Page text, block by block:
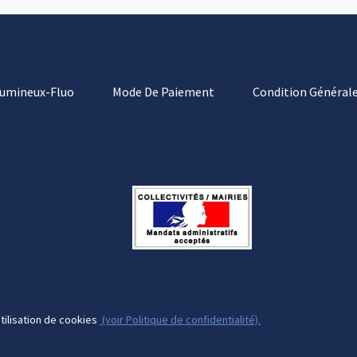
Fluo Mode De Paiement Condition
de cookies (voir Politique de confidentialité).